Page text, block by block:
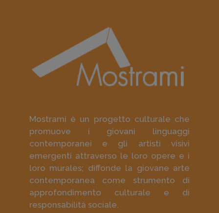
Mostrami è un progetto culturale che
promuove i giovani linguaggi
contemporanei e gli artisti visivi
emergenti attraverso le loro opere e i
loro murales; diffonde la giovane arte
contemporanea come strumento di
approfondimento culturale e di
responsabilità sociale.